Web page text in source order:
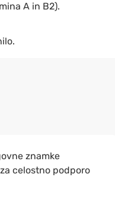
A in B2).
znamke
celostno podporo